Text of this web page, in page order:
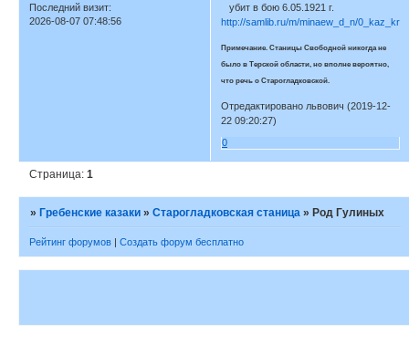
Последний визит:
2026-08-07 07:48:56
убит в бою 6.05.1921 г.
http://samlib.ru/m/minaew_d_n/
Примечание. Станицы Свободной никогда не
было в Терской области, но вполне вероятно,
что речь о Старогладковской.
Отредактировано львович (2019-12-
22 09:20:27)
0
Страница:1
» Гребенские казаки »Старогладковская станица » Род Гулиных
Рейтинг форумов | Создать форум бесплатно